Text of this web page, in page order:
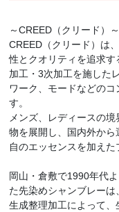
～CREED（クリード）～
CREED（クリード）は
性とクオリティを追求
加工・3次加工を施した
ワーク、モードなどの
す。
メンズ、レディースの
物を展開し、国内外か
自のエッセンスを加えた
岡山・倉敷で1990年代
た先染めシャンブレーは
生成整理加工によって